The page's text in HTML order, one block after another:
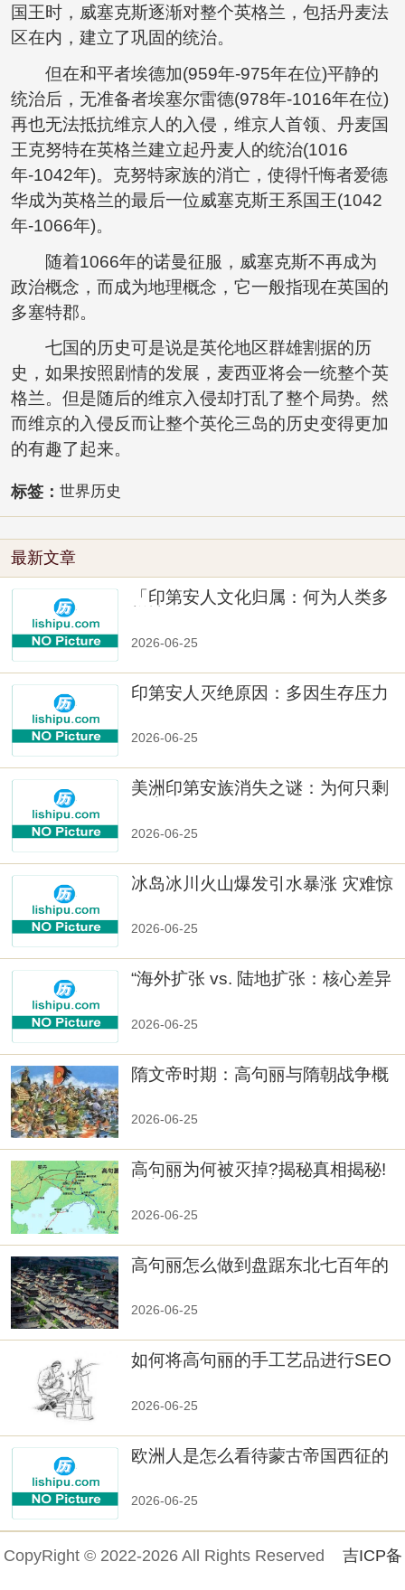
国王时，威塞克斯逐渐对整个英格兰，包括丹麦法
区在内，建立了巩固的统治。
但在和平者埃德加(959年-975年在位)平静的
统治后，无准备者埃塞尔雷德(978年-1016年在位)
再也无法抵抗维京人的入侵，维京人首领、丹麦国
王克努特在英格兰建立起丹麦人的统治(1016
年-1042年)。克努特家族的消亡，使得忏悔者爱德
华成为英格兰的最后一位威塞克斯王系国王(1042
年-1066年)。
随着1066年的诺曼征服，威塞克斯不再成为
政治概念，而成为地理概念，它一般指现在英国的
多塞特郡。
七国的历史可是说是英伦地区群雄割据的历
史，如果按照剧情的发展，麦西亚将会一统整个英
格兰。但是随后的维京入侵却打乱了整个局势。然
而维京的入侵反而让整个英伦三岛的历史变得更加
的有趣了起来。
标签： 世界历史
最新文章
「印第安人文化归属：何为人类多
2026-06-25
印第安人灭绝原因：多因生存压力
2026-06-25
美洲印第安族消失之谜：为何只剩
2026-06-25
冰岛冰川火山爆发引水暴涨 灾难惊
2026-06-25
“海外扩张 vs. 陆地扩张：核心差异
2026-06-25
隋文帝时期：高句丽与隋朝战争概
2026-06-25
高句丽为何被灭掉?揭秘真相揭秘!
2026-06-25
高句丽怎么做到盘踞东北七百年的
2026-06-25
如何将高句丽的手工艺品进行SEO
2026-06-25
欧洲人是怎么看待蒙古帝国西征的
2026-06-25
CopyRight © 2022-2026 All Rights Reserved 吉ICP备